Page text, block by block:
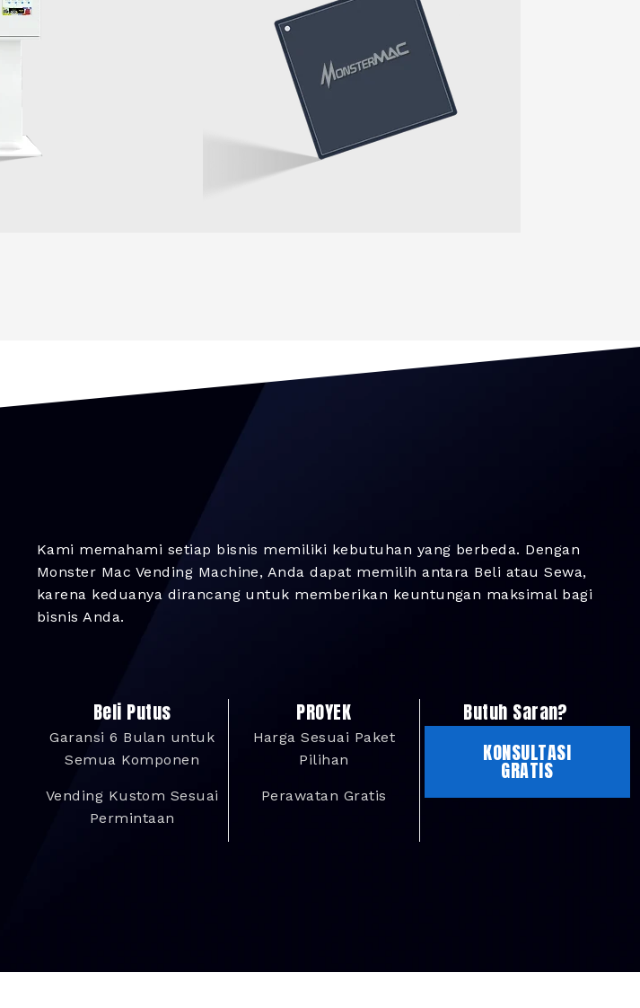
Kami memahami setiap bisnis memiliki kebutuhan yang berbeda. Dengan
Monster Mac Vending Machine, Anda dapat memilih antara Beli atau Sewa,
karena keduanya dirancang untuk memberikan keuntungan maksimal bagi
bisnis Anda.
Beli Putus
Garansi 6 Bulan untuk
Semua Komponen
Vending Kustom Sesuai
Permintaan
PROYEK
Harga Sesuai Paket
Pilihan
Perawatan Gratis
Butuh Saran?
KONSULTASI
GRATIS